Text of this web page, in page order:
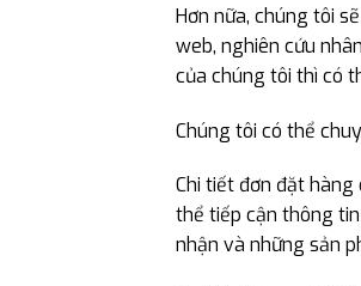
Hơn nữa, chúng tôi
web, nghiên cứu
của chúng tôi thì có
Chúng tôi có thể
Chi tiết đơn đặt
thể tiếp cận thông
nhận và những sản